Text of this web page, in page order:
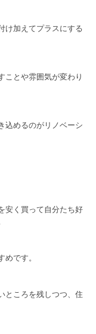
け加えてプラスにする
ことや雰囲気が変わり
込めるのがリノベーシ
安く買って自分たち好
です。
ところを残しつつ、住